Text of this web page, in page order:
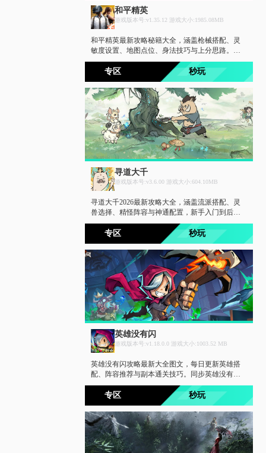
和平精英
游戏版本号:v1.35.12 游戏大小:1985.08MB
和平精英最新攻略秘籍大全，涵盖枪械搭配、灵
敏度设置、地图点位、身法技巧与上分思路。同
步和平精英图鉴大全最新版，收录全枪械图鉴、
皮肤载具、装备道具及物资数据。从青铜到王
牌，吃鸡必备的战术宝典。
专区 秒玩
寻道大千
游戏版本号:v3.6.00 游戏大小:604.10MB
寻道大千2026最新攻略大全，涵盖流派搭配、灵
兽选择、精怪阵容与神通配置，新手入门到后期
推图一网打尽。同步寻道大千Wiki图鉴汇总，灵
兽图鉴、精怪图鉴、神通图鉴数据实时更新，助
你轻松修仙问道，战力快速提升。
专区 秒玩
英雄没有闪
游戏版本号:v1.18.0.0 游戏大小:1003.52 MB
英雄没有闪攻略最新大全图文，每日更新英雄搭
配、阵容推荐与副本通关技巧。同步英雄没有闪
图鉴大全最新，全英雄图鉴、技能数据、羁绊效
果实时查询。图文并茂，新手老手都能快速找到
所需攻略。
专区 秒玩